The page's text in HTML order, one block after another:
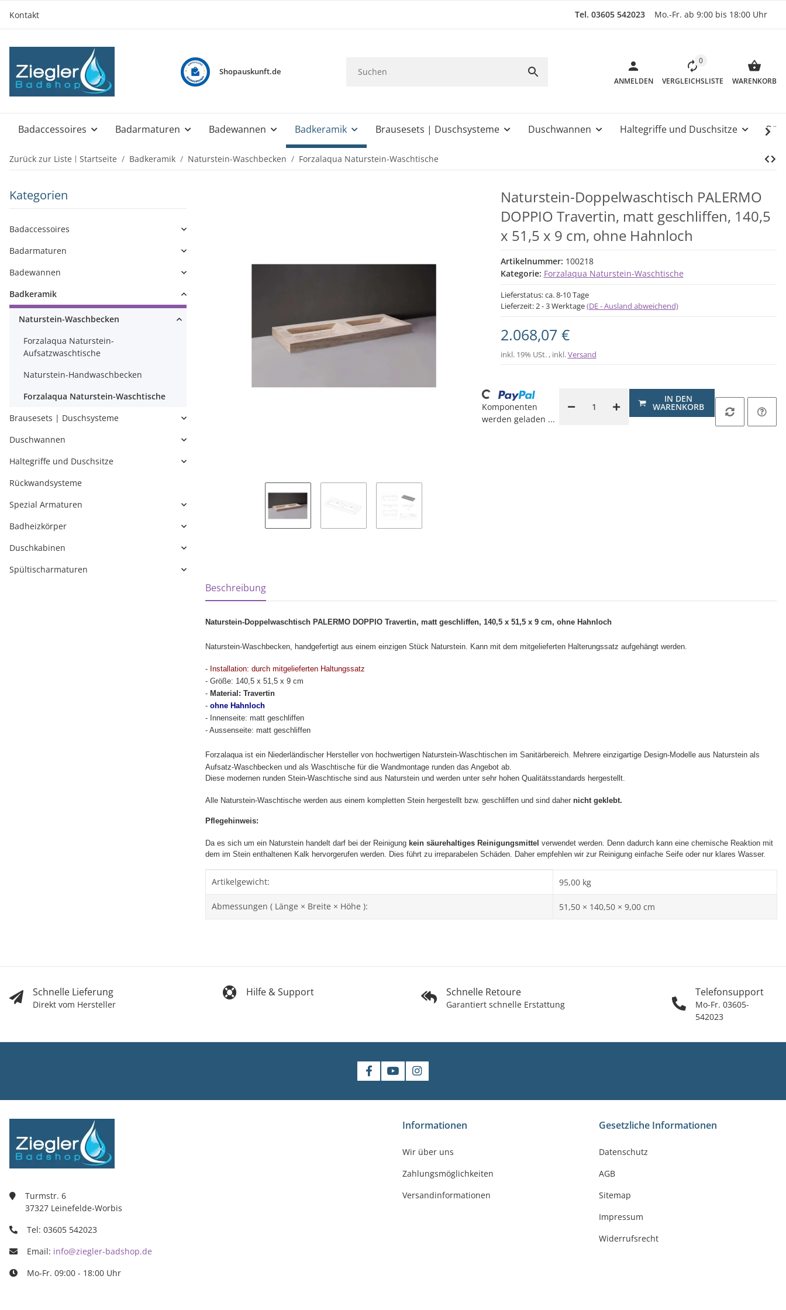
Kontakt Tel. 03605 542023 Mo.-Fr. ab 9:00 bis 18:00 Uhr
Shopauskunft.de
ANMELDEN
0
VERGLEICHSLISTE WARENKORB
Badaccessoires Badarmaturen Badewannen Badkeramik Brausesets | Duschsysteme Duschwannen Haltegriffe und Duschsitze
Zurück zur Liste Startseite Badkeramik Naturstein-Waschbecken Forzalaqua Naturstein-Waschtische
Naturstein-Doppelwaschtisch PALERMO
DOPPIO Travertin, matt geschliffen, 140,5
x 51,5 x 9 cm, ohne Hahnloch
Artikelnummer: 100218
Kategorie: Forzalaqua Naturstein-Waschtische
Lieferstatus: ca. 8-10 Tage
Lieferzeit:2 - 3 Werktage(DE - Ausland abweichend)
2.068,07 €
inkl. 19% USt. , inkl.Versand
IN DEN
WARENKORB
Komponenten
werden geladen ...
weitere Registerkarten anzeigen
Beschreibung
Naturstein-Doppelwaschtisch PALERMO DOPPIO Travertin, matt geschliffen, 140,5 x 51,5 x 9 cm, ohne Hahnloch
Naturstein-Waschbecken, handgefertigt aus einem einzigen Stück Naturstein. Kann mit dem mitgelieferten Halterungssatz aufgehängt werden.
- Installation: durch mitgelieferten Haltungssatz
- Größe: 140,5 x 51,5 x 9 cm
- Material: Travertin
- ohne Hahnloch
- Innenseite: matt geschliffen
- Aussenseite: matt geschliffen
Forzalaqua ist ein Niederländischer Hersteller von hochwertigen Naturstein-Waschtischen im Sanitärbereich. Mehrere einzigartige Design-Modelle aus Naturstein als
Aufsatz-Waschbecken und als Waschtische für die Wandmontage runden das Angebot ab.
Diese modernen runden Stein-Waschtische sind aus Naturstein und werden unter sehr hohen Qualitätsstandards hergestellt.
Alle Naturstein-Waschtische werden aus einem kompletten Stein hergestellt bzw. geschliffen und sind daher nicht geklebt.
Pflegehinweis:
Da es sich um ein Naturstein handelt darf bei der Reinigung kein säurehaltiges Reinigungsmittel verwendet werden. Denn dadurch kann eine chemische Reaktion mit
dem im Stein enthaltenen Kalk hervorgerufen werden. Dies führt zu irreparabelen Schäden. Daher empfehlen wir zur Reinigung einfache Seife oder nur klares Wasser.
Produkteigenschaft
Wert
Artikelgewicht: 95,00 kg
Abmessungen ( Länge × Breite × Höhe ): 51,50 × 140,50 × 9,00 cm
Kategorien
Badaccessoires
Badarmaturen
Badewannen
Badkeramik
Naturstein-Waschbecken
Forzalaqua Naturstein-
Aufsatzwaschtische
Naturstein-Handwaschbecken
Forzalaqua Naturstein-Waschtische
Brausesets | Duschsysteme
Duschwannen
Haltegriffe und Duschsitze
Rückwandsysteme
Spezial Armaturen
Badheizkörper
Duschkabinen
Spültischarmaturen
Schnelle Lieferung
Direkt vom Hersteller
Hilfe & Support Schnelle Retoure
Garantiert schnelle Erstattung
Telefonsupport
Mo-Fr. 03605-
542023
Turmstr. 6
37327 Leinefelde-Worbis
Tel: 03605 542023
Email: info@ziegler-badshop.de
Mo-Fr. 09:00 - 18:00 Uhr
Informationen
Wir über uns
Zahlungsmöglichkeiten
Versandinformationen
Gesetzliche Informationen
Datenschutz
AGB
Sitemap
Impressum
Widerrufsrecht